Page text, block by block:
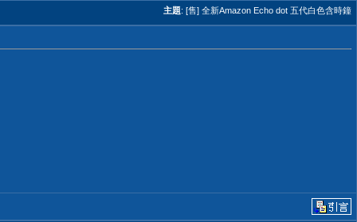
主題: [售] 全新Amazon Echo dot 五代白色含時鐘